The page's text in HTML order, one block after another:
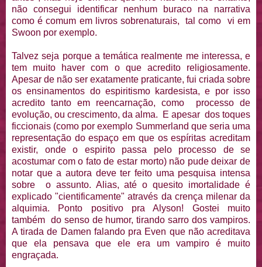
não consegui identificar nenhum buraco na narrativa
como é comum em livros sobrenaturais, tal como vi em
Swoon por exemplo.
Talvez seja porque a temática realmente me interessa, e
tem muito haver com o que acredito religiosamente.
Apesar de não ser exatamente praticante, fui criada sobre
os ensinamentos do espiritismo kardesista, e por isso
acredito tanto em reencarnação, como processo de
evolução, ou crescimento, da alma. E apesar dos toques
ficcionais (como por exemplo Summerland que seria uma
representação do espaço em que os espíritas acreditam
existir, onde o espirito passa pelo processo de se
acostumar com o fato de estar morto) não pude deixar de
notar que a autora deve ter feito uma pesquisa intensa
sobre o assunto. Alias, até o quesito imortalidade é
explicado "cientificamente" através da crença milenar da
alquimia. Ponto positivo pra Alyson! Gostei muito
também do senso de humor, tirando sarro dos vampiros.
A tirada de Damen falando pra Even que não acreditava
que ela pensava que ele era um vampiro é muito
engraçada.